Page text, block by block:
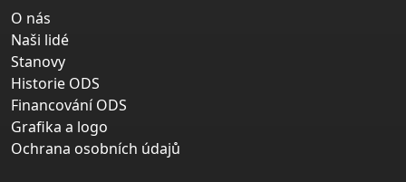
O nás
Naši lidé
Stanovy
Historie ODS
Financování ODS
Grafika a logo
Ochrana osobních údajů